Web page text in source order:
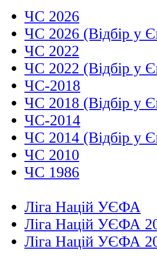
ЧС 2026
ЧС 2026 (Відбір у
ЧС 2022
ЧС 2022 (Відбір у
ЧС-2018
ЧС 2018 (Відбір у
ЧС-2014
ЧС 2014 (Відбір у
ЧС 2010
ЧС 1986
Ліга Націй УЄФА
Ліга Націй УЄФА
Ліга Націй УЄФА